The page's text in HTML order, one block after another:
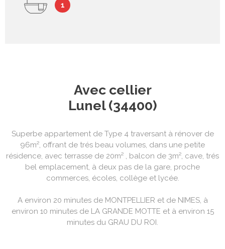
1
Avec cellier
Lunel (34400)
Superbe appartement de Type 4 traversant à rénover de
96m², offrant de trés beau volumes, dans une petite
résidence, avec terrasse de 20m² , balcon de 3m², cave, trés
bel emplacement, à deux pas de la gare, proche
commerces, écoles, collège et lycée.
A environ 20 minutes de MONTPELLIER et de NIMES, à
environ 10 minutes de LA GRANDE MOTTE et à environ 15
minutes du GRAU DU ROI.